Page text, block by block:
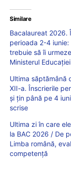
Similare
Bacalaureat 2026.
perioada 2-4
trebuie să îi
Ministerul Educației
Ultima săptămână
XII-a. Înscrierile
și țin până pe 4
scrise
Ultima zi în care
la BAC 2026 / De
Limba română,
competență